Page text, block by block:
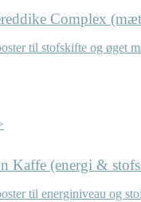
Complex
til stofskifte og øget
Kaffe (energi &
til energiniveau og